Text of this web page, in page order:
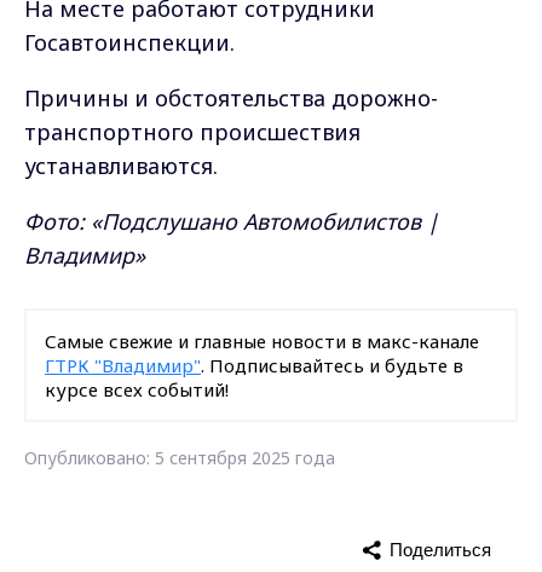
На месте работают сотрудники
Госавтоинспекции.
Причины и обстоятельства дорожно-
транспортного происшествия
устанавливаются.
Фото: «Подслушано Автомобилистов |
Владимир»
Самые свежие и главные новости в макс-канале
ГТРК "Владимир". Подписывайтесь и будьте в
курсе всех событий!
Опубликовано: 5 сентября 2025 года
Поделиться